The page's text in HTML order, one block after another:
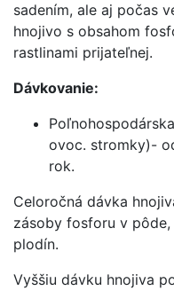
sadením, ale aj počas
hnojivo s obsahom
rastlinami prijateľnej.
Dávkovanie:
ovoc. stromky)-
rok.
Celoročná dávka
zásoby fosforu v
plodín.
Vyššiu dávku hnojiva